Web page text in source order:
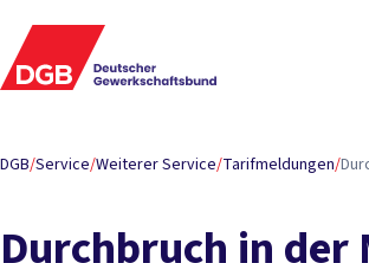
DGB/Service/Weiterer Service/Tarifmeldungen/
Durchbruch in